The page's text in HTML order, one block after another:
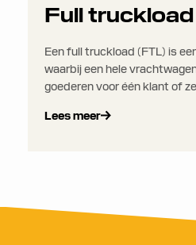
Full
Een full truckload (FTL) is
waarbij een hele
goederen voor één klant of
van één herkomst naar één
Lees meer